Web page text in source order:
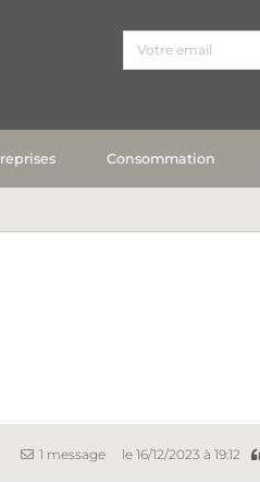
Consommation
1 message le 16/12/2023 à 19:12